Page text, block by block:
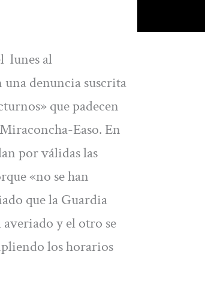
lunes al
denuncia suscrita
que padecen
Easo. En
por válidas las
«no se han
que la Guardia
y el otro se
los horarios